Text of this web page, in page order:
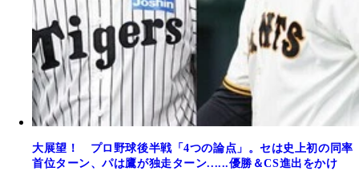
大展望！ プロ野球後半戦「4つの論点」。セは史上初の同率
首位ターン、パは鷹が独走ターン......優勝＆CS進出をかけ